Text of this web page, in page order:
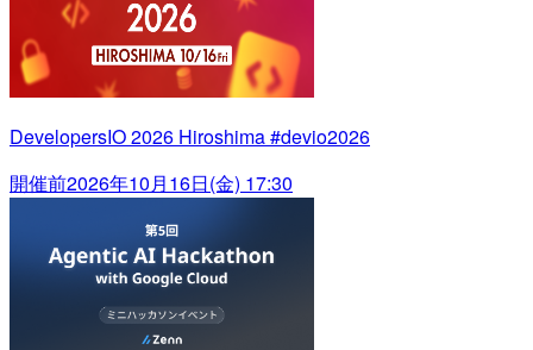
DevelopersIO 2026 Hiroshima #devio2026
開催前2026年10月16日(金) 17:30